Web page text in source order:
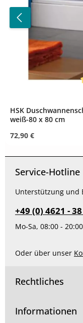
HSK
weiß-80 x 80 cm
Regulärer Preis:
72,90 €
Service-Hotline
Unterstützung und
+49 (0) 4621 -
Mo-Sa, 08:00 -
Oder über unser
Rechtliches
Informationen